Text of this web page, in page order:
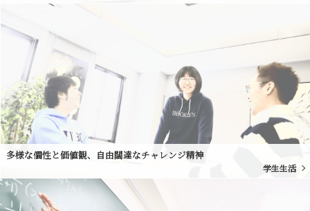
多様な個性と価値観、自由闊達なチャレンジ精神
学生生活